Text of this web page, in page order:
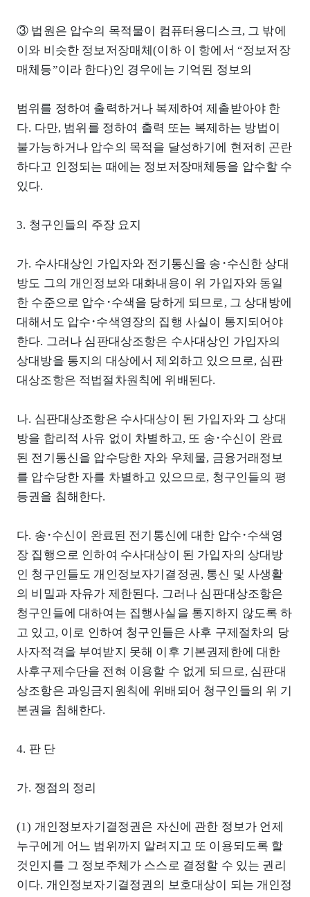
③ 법원은 압수의 목적물이 컴퓨터용디스크, 그 밖에
이와 비슷한 정보저장매체(이하 이 항에서 “정보저장
매체등”이라 한다)인 경우에는 기억된 정보의
범위를 정하여 출력하거나 복제하여 제출받아야 한
다. 다만, 범위를 정하여 출력 또는 복제하는 방법이
불가능하거나 압수의 목적을 달성하기에 현저히 곤란
하다고 인정되는 때에는 정보저장매체등을 압수할 수
있다.
3. 청구인들의 주장 요지
가. 수사대상인 가입자와 전기통신을 송･수신한 상대
방도 그의 개인정보와 대화내용이 위 가입자와 동일
한 수준으로 압수･수색을 당하게 되므로, 그 상대방에
대해서도 압수･수색영장의 집행 사실이 통지되어야
한다. 그러나 심판대상조항은 수사대상인 가입자의
상대방을 통지의 대상에서 제외하고 있으므로, 심판
대상조항은 적법절차원칙에 위배된다.
나. 심판대상조항은 수사대상이 된 가입자와 그 상대
방을 합리적 사유 없이 차별하고, 또 송･수신이 완료
된 전기통신을 압수당한 자와 우체물, 금융거래정보
를 압수당한 자를 차별하고 있으므로, 청구인들의 평
등권을 침해한다.
다. 송･수신이 완료된 전기통신에 대한 압수･수색영
장 집행으로 인하여 수사대상이 된 가입자의 상대방
인 청구인들도 개인정보자기결정권, 통신 및 사생활
의 비밀과 자유가 제한된다. 그러나 심판대상조항은
청구인들에 대하여는 집행사실을 통지하지 않도록 하
고 있고, 이로 인하여 청구인들은 사후 구제절차의 당
사자적격을 부여받지 못해 이후 기본권제한에 대한
사후구제수단을 전혀 이용할 수 없게 되므로, 심판대
상조항은 과잉금지원칙에 위배되어 청구인들의 위 기
본권을 침해한다.
4. 판 단
가. 쟁점의 정리
(1) 개인정보자기결정권은 자신에 관한 정보가 언제
누구에게 어느 범위까지 알려지고 또 이용되도록 할
것인지를 그 정보주체가 스스로 결정할 수 있는 권리
이다. 개인정보자기결정권의 보호대상이 되는 개인정